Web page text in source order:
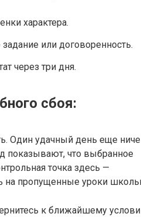
характера.
или договоренность.
через три дня.
сбоя:
Один удачный день еще
показывают, что выбранное
точка здесь —
на пропущенные уроки
к ближайшему